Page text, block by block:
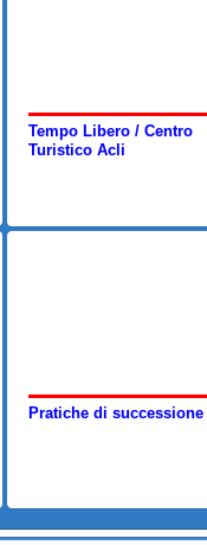
Tempo Libero / Centro
Turistico Acli
Pratiche di successione